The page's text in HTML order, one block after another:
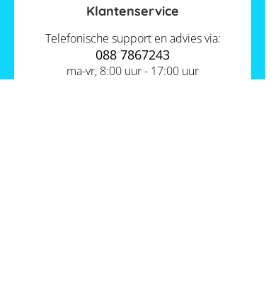
Klantenservice
Telefonische support en advies via:
088 7867243
ma-vr, 8:00 uur - 17:00 uur